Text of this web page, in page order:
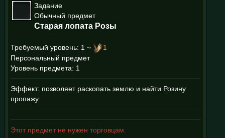
Задание
Обычный предмет
Старая лопата Розы
Требуемый уровень: 1 ~
1
Персональный предмет
Уровень предмета: 1
Эффект: позволяет раскопать землю и найти Розину
пропажу.
Этот предмет не нужен торговцам.